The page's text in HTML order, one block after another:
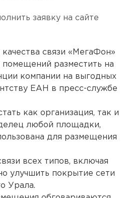
заявку на сайте
связи «МегаФон»
разместить на
компании на выгодных
ЕАН в пресс-службе
как организация, так и
любой площадки,
для размещения
всех типов, включая
улучшить покрытие сети
Урала.